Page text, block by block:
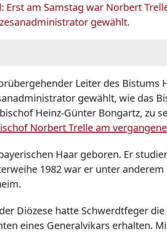
Erst am Samstag war Norbert
gewählt.
Leiter des
gewählt, wie das
Heinz-Günter Bongartz, zu
Norbert Trelle am
Haar geboren. Er
1982 war er unter
Diözese hatte Schwerdtfeger
eines Generalvikars erhalten.